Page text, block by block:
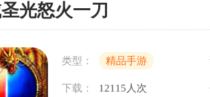
光怒火一刀
类型： 精品手游
下载： 12115人次